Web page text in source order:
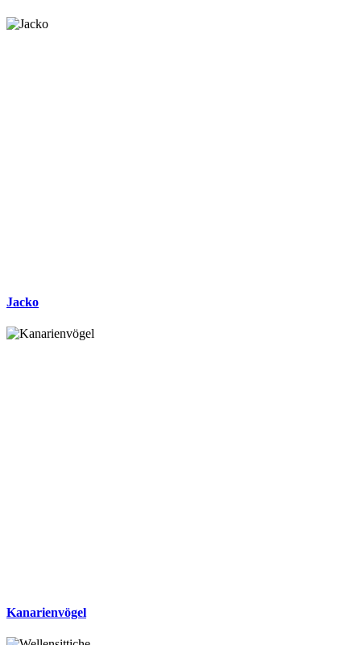
Jacko
Kanarienvögel